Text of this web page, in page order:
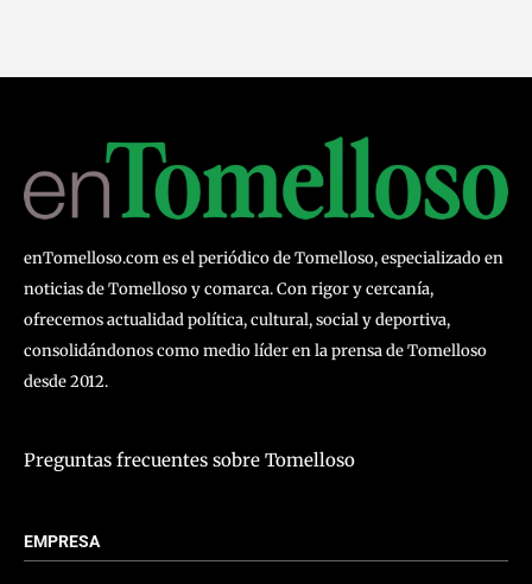
enTomelloso.com es el periódico de Tomelloso, especializado en
noticias de Tomelloso y comarca. Con rigor y cercanía,
ofrecemos actualidad política, cultural, social y deportiva,
consolidándonos como medio líder en la prensa de Tomelloso
desde 2012.
Preguntas frecuentes sobre Tomelloso
EMPRESA